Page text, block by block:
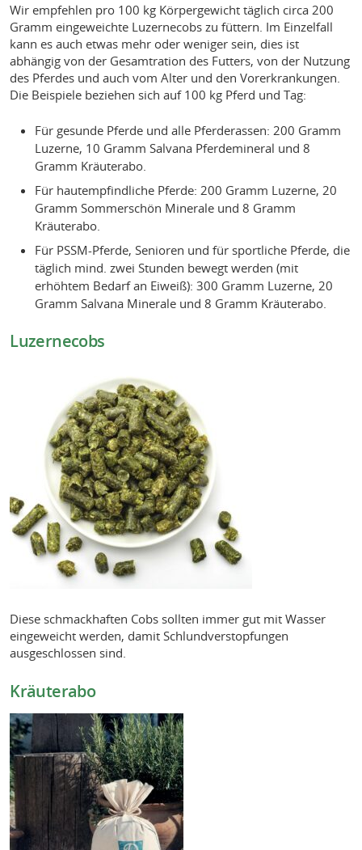
Wir empfehlen pro 100 kg Körpergewicht täglich circa 200
Gramm eingeweichte Luzernecobs zu füttern. Im Einzelfall
kann es auch etwas mehr oder weniger sein, dies ist
abhängig von der Gesamtration des Futters, von der Nutzung
des Pferdes und auch vom Alter und den Vorerkrankungen.
Die Beispiele beziehen sich auf 100 kg Pferd und Tag:
Für gesunde Pferde und alle Pferderassen: 200 Gramm
Luzerne, 10 Gramm Salvana Pferdemineral und 8
Gramm Kräuterabo.
Für hautempfindliche Pferde: 200 Gramm Luzerne, 20
Gramm Sommerschön Minerale und 8 Gramm
Kräuterabo.
Für PSSM-Pferde, Senioren und für sportliche Pferde, die
täglich mind. zwei Stunden bewegt werden (mit
erhöhtem Bedarf an Eiweiß): 300 Gramm Luzerne, 20
Gramm Salvana Minerale und 8 Gramm Kräuterabo.
Luzernecobs
Diese schmackhaften Cobs sollten immer gut mit Wasser
eingeweicht werden, damit Schlundverstopfungen
ausgeschlossen sind.
Kräuterabo